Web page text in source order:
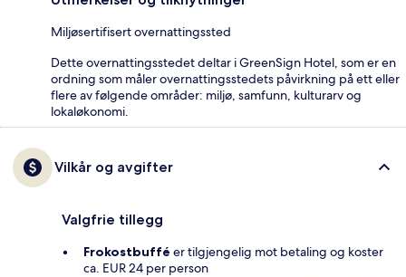
Miljøsertifisert overnattingssted
Dette overnattingsstedet deltar i GreenSign Hotel, som er en
ordning som måler overnattingsstedets påvirkning på ett eller
flere av følgende områder: miljø, samfunn, kulturarv og
lokaløkonomi.
Vilkår og avgifter
Valgfrie tillegg
Frokostbuffé er tilgjengelig mot betaling og koster
ca. EUR 24 per person